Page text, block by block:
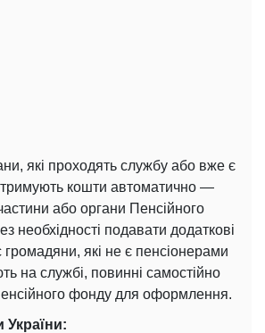
які проходять службу або вже є
кошти автоматично —
або органи Пенсійного
необхідності подавати додаткові
які не є пенсіонерами
на службі, повинні самостійно
фонду для оформлення.
України: